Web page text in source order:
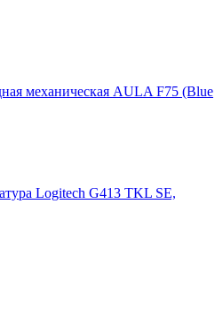
механическая AULA F75 (Blue